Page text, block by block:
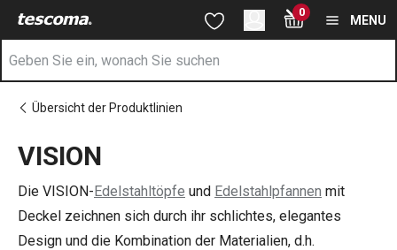
Zum Hauptinhalt springen
Zur Suche springen
Zur Navigation springen 0
MENU
Übersicht der Produktlinien
VISION
Die VISION-Edelstahltöpfe und Edelstahlpfannen mit
Deckel zeichnen sich durch ihr schlichtes, elegantes
Design und die Kombination der Materialien, d.h.